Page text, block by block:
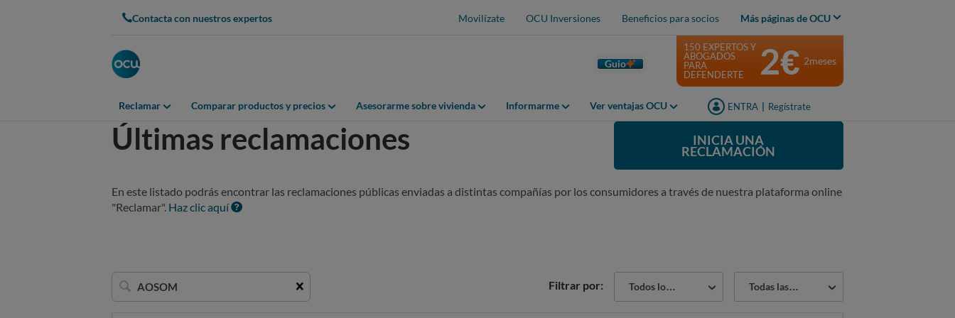
Contacta con nuestros expertos Movilízate OCU Inversiones Beneficios para socios Más páginas de OCU
Guio
Reclamar Comparar productos y precios Asesorarme sobre vivienda Informarme Ver ventajas OCU ENTRA Regístrate
150 EXPERTOS Y
ABOGADOS
PARA
DEFENDERTE
2€ 2meses
Últimas reclamaciones INICIA UNA
RECLAMACIÓN
En este listado podrás encontrar las reclamaciones públicas enviadas a distintas compañías por los consumidores a través de nuestra plataforma online
"Reclamar". Haz clic aquí
Buscar
una
Filtrar por: Todos los sectores Todas las reclamaciones